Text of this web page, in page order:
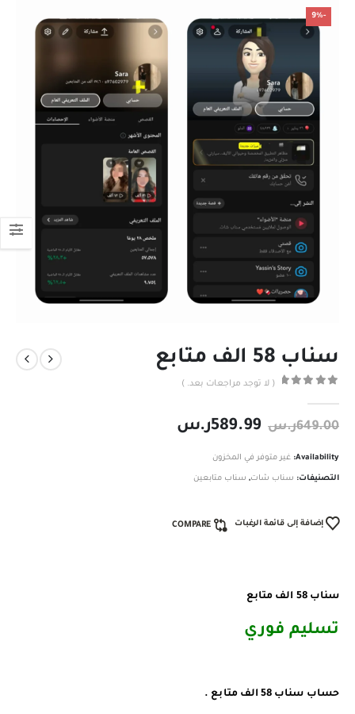
-9%
سناب 58 الف متابع
( لا توجد مراجعات بعد. )
649.00ر.س 589.99ر.س
Availability: غير متوفر في المخزون
التصنيفات: سناب شات, سناب متابعين
إضافة إلى قائمة الرغبات COMPARE
سناب 58 الف متابع
تسليم فوري ️
️️حساب سناب 58 الف متابع .